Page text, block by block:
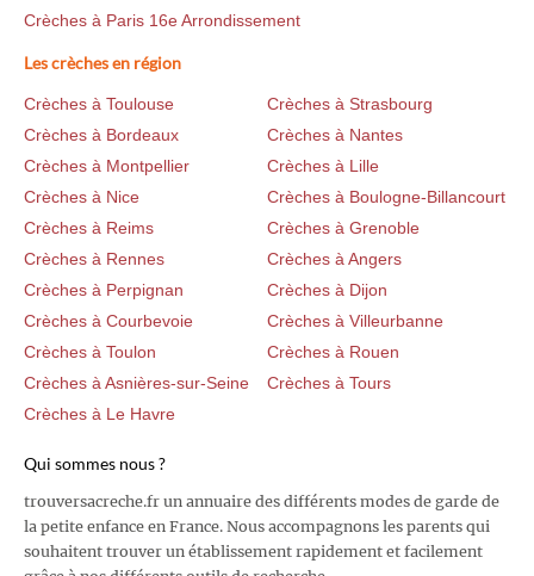
Crèches à Paris 16e Arrondissement
Les crèches en région
Crèches à Toulouse
Crèches à Strasbourg
Crèches à Bordeaux
Crèches à Nantes
Crèches à Montpellier
Crèches à Lille
Crèches à Nice
Crèches à Boulogne-Billancourt
Crèches à Reims
Crèches à Grenoble
Crèches à Rennes
Crèches à Angers
Crèches à Perpignan
Crèches à Dijon
Crèches à Courbevoie
Crèches à Villeurbanne
Crèches à Toulon
Crèches à Rouen
Crèches à Asnières-sur-Seine
Crèches à Tours
Crèches à Le Havre
Qui sommes nous ?
trouversacreche.fr un annuaire des différents modes de garde de
la petite enfance en France. Nous accompagnons les parents qui
souhaitent trouver un établissement rapidement et facilement